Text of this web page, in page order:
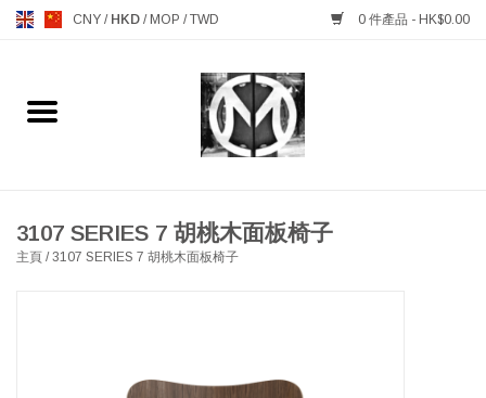
CNY / HKD / MOP /TWD 0 件產品 - HK$0.00
主頁
MANKS ANTIQUES 古董
3107 SERIES 7 胡桃木面板椅子
主頁 /3107 SERIES 7 胡桃木面板椅子